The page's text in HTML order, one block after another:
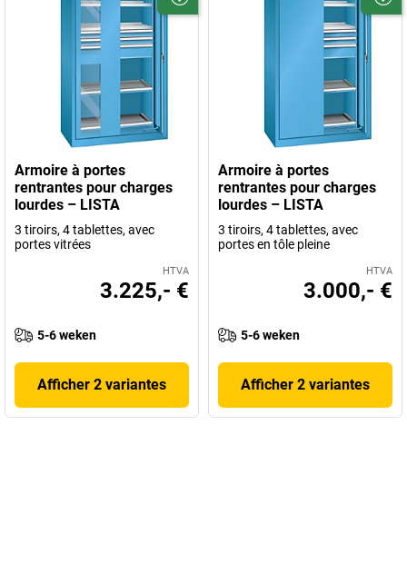
Armoire à portes
rentrantes pour charges
lourdes – LISTA
3 tiroirs, 4 tablettes, avec
portes vitrées
HTVA
3.225,- €
5-6 weken
Afficher 2 variantes
Armoire à portes
rentrantes pour charges
lourdes – LISTA
3 tiroirs, 4 tablettes, avec
portes en tôle pleine
HTVA
3.000,- €
5-6 weken
Afficher 2 variantes